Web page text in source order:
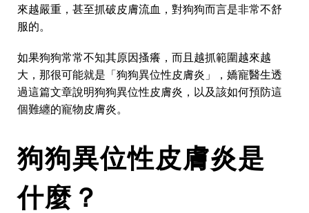
來越嚴重，甚至抓破皮膚流血，對狗狗而言是非常不舒
服的。
如果狗狗常常不知其原因搔癢，而且越抓範圍越來越
大，那很可能就是「狗狗異位性皮膚炎」，嬌寵醫生透
過這篇文章說明狗狗異位性皮膚炎，以及該如何預防這
個難纏的寵物皮膚炎。
狗狗異位性皮膚炎是
什麼？